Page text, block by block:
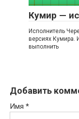
Кумир —
Исполнитель
версиях Кумира.
выполнить
Добавить
Имя *